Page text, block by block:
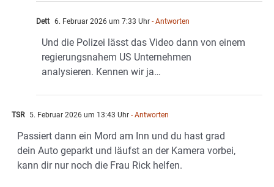
Dett 6. Februar 2026 um 7:33 Uhr - Antworten
Und die Polizei lässt das Video dann von einem
regierungsnahem US Unternehmen
analysieren. Kennen wir ja…
TSR 5. Februar 2026 um 13:43 Uhr - Antworten
Passiert dann ein Mord am Inn und du hast grad
dein Auto geparkt und läufst an der Kamera vorbei,
kann dir nur noch die Frau Rick helfen.